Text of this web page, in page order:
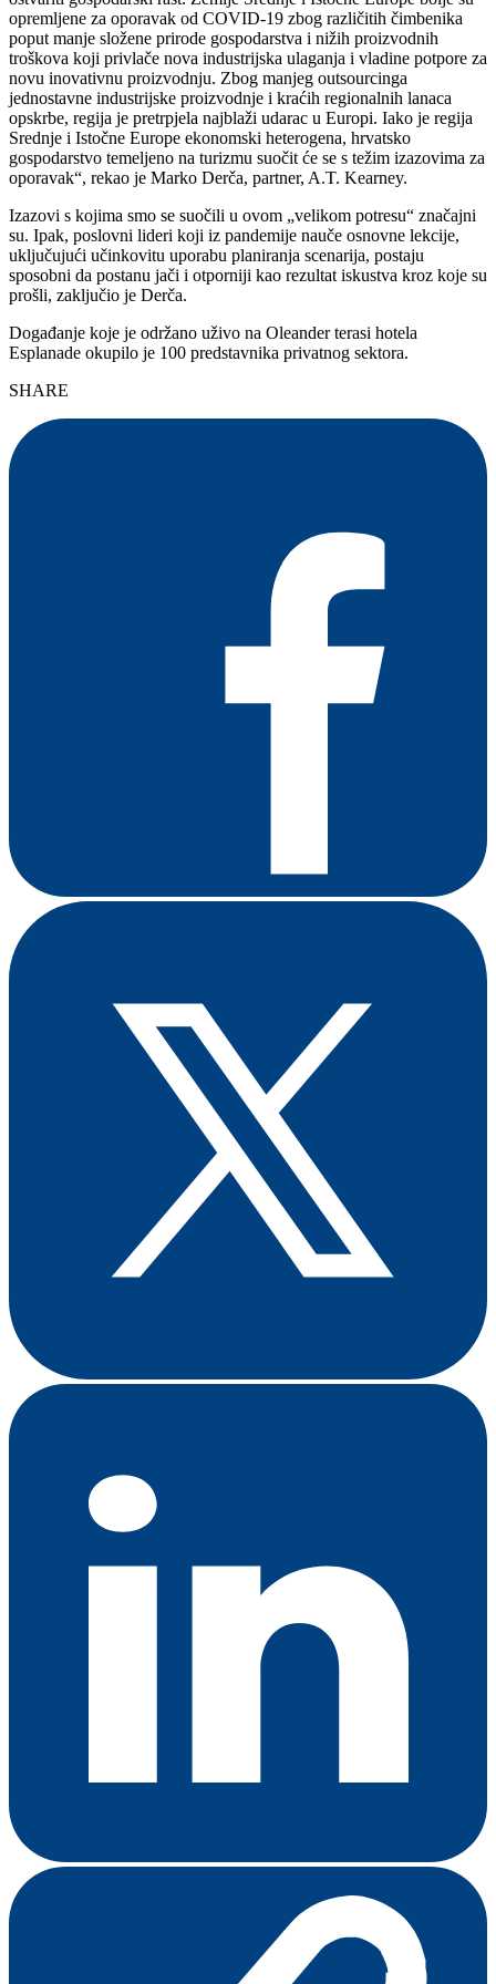
opremljene za oporavak od COVID-19 zbog različitih čimbenika
poput manje složene prirode gospodarstva i nižih proizvodnih
troškova koji privlače nova industrijska ulaganja i vladine potpore za
novu inovativnu proizvodnju. Zbog manjeg outsourcinga
jednostavne industrijske proizvodnje i kraćih regionalnih lanaca
opskrbe, regija je pretrpjela najblaži udarac u Europi. Iako je regija
Srednje i Istočne Europe ekonomski heterogena, hrvatsko
gospodarstvo temeljeno na turizmu suočit će se s težim izazovima za
oporavak“, rekao je Marko Derča, partner, A.T. Kearney.
Izazovi s kojima smo se suočili u ovom „velikom potresu“ značajni
su. Ipak, poslovni lideri koji iz pandemije nauče osnovne lekcije,
uključujući učinkovitu uporabu planiranja scenarija, postaju
sposobni da postanu jači i otporniji kao rezultat iskustva kroz koje su
prošli, zaključio je Derča.
Događanje koje je održano uživo na Oleander terasi hotela
Esplanade okupilo je 100 predstavnika privatnog sektora.
SHARE